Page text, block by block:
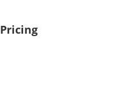
Pricing